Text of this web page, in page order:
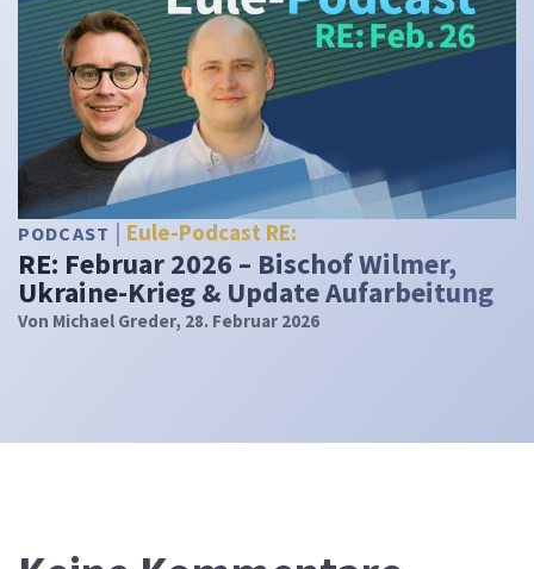
PODCAST Eule-Podcast RE:
RE: Februar 2026 – Bischof Wilmer,
Ukraine-Krieg & Update Aufarbeitung
Von Michael Greder, 28. Februar 2026